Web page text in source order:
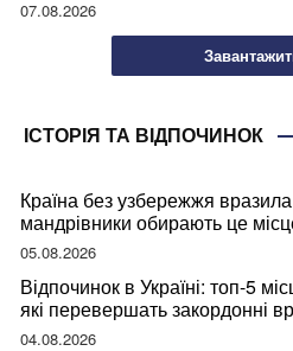
07.08.2026
ІСТОРІЯ ТА ВІДПОЧИНОК
Країна без узбережжя
мандрівники обирають це
05.08.2026
Відпочинок в Україні: топ-5
які перевершать закордонні
04.08.2026